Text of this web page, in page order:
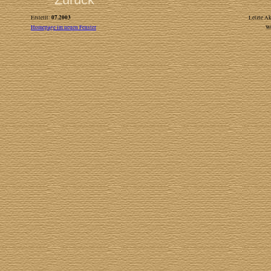
Erstellt:07.2003
Letzte
Homepage im neuen Fenster